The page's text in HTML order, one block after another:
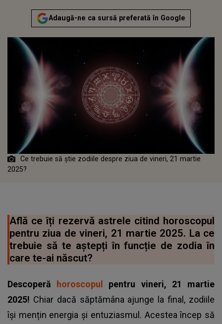
Adaugă-ne ca sursă preferată în Google
Ce trebuie să știe zodiile despre ziua de vineri, 21 martie
2025?
Află ce îți rezervă astrele citind horoscopul
pentru ziua de vineri, 21 martie 2025. La ce
trebuie să te aștepți în funcție de zodia în
care te-ai născut?
Descoperă horoscopul pentru vineri, 21 martie
2025! Chiar dacă săptămâna ajunge la final, zodiile
își mențin energia și entuziasmul. Acestea încep să